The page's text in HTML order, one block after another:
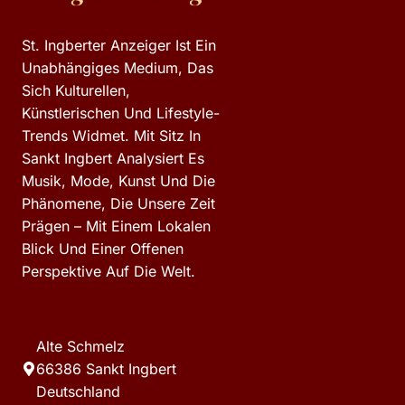
St. Ingberter Anzeiger Ist Ein
Unabhängiges Medium, Das
Sich Kulturellen,
Künstlerischen Und Lifestyle-
Trends Widmet. Mit Sitz In
Sankt Ingbert Analysiert Es
Musik, Mode, Kunst Und Die
Phänomene, Die Unsere Zeit
Prägen – Mit Einem Lokalen
Blick Und Einer Offenen
Perspektive Auf Die Welt.
Alte Schmelz
66386 Sankt Ingbert
Deutschland